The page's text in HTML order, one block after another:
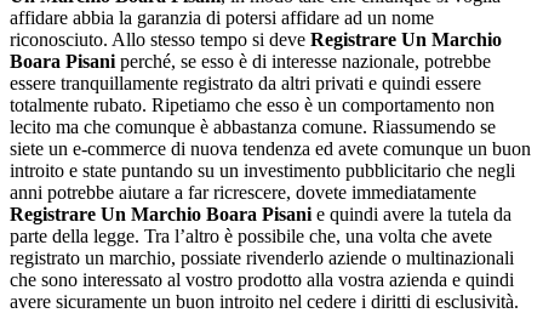
affidare abbia la garanzia di potersi affidare ad un nome
riconosciuto. Allo stesso tempo si deve Registrare Un Marchio
Boara Pisani perché, se esso è di interesse nazionale, potrebbe
essere tranquillamente registrato da altri privati e quindi essere
totalmente rubato. Ripetiamo che esso è un comportamento non
lecito ma che comunque è abbastanza comune. Riassumendo se
siete un e-commerce di nuova tendenza ed avete comunque un buon
introito e state puntando su un investimento pubblicitario che negli
anni potrebbe aiutare a far ricrescere, dovete immediatamente
Registrare Un Marchio Boara Pisani e quindi avere la tutela da
parte della legge. Tra l’altro è possibile che, una volta che avete
registrato un marchio, possiate rivenderlo aziende o multinazionali
che sono interessato al vostro prodotto alla vostra azienda e quindi
avere sicuramente un buon introito nel cedere i diritti di esclusività.